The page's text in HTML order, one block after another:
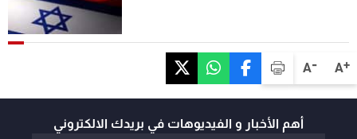
A+
A-
أهم الأخبار و الفيديوهات في بريدك الالكتروني